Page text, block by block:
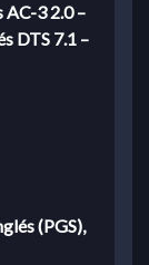
AC-3 2.0 –
DTS 7.1 –
(PGS),